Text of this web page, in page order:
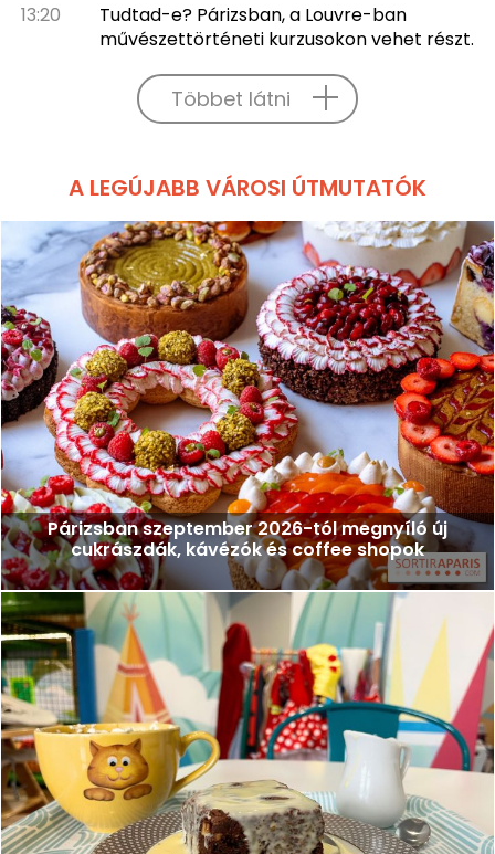
13:20
Tudtad-e? Párizsban, a Louvre-ban
művészettörténeti kurzusokon vehet részt.
Többet látni
A LEGÚJABB VÁROSI ÚTMUTATÓK
Párizsban szeptember 2026-tól megnyíló új
cukrászdák, kávézók és coffee shopok